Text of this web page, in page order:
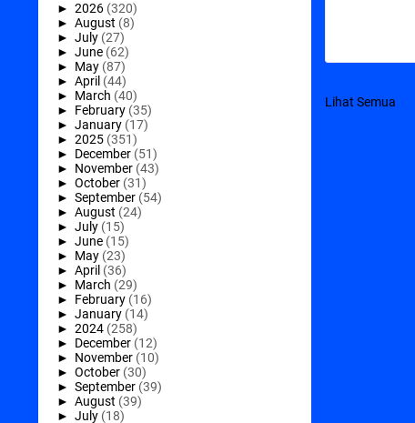
► 2026 (320)
► August (8)
► July (27)
► June (62)
► May (87)
► April (44)
► March (40)
► February (35)
► January (17)
► 2025 (351)
► December (51)
► November (43)
► October (31)
► September (54)
► August (24)
► July (15)
► June (15)
► May (23)
► April (36)
► March (29)
► February (16)
► January (14)
► 2024 (258)
► December (12)
► November (10)
► October (30)
► September (39)
► August (39)
► July (18)
Lihat Semua